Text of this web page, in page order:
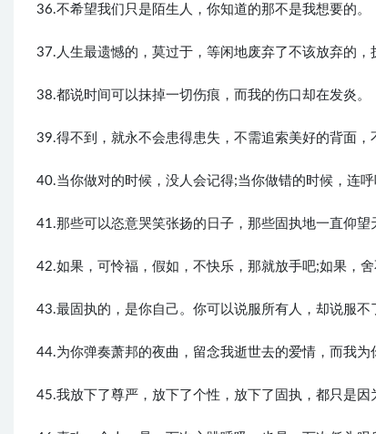
36.不希望我们只是陌生人，你知道的那不是我想要的。
37.人生最遗憾的，莫过于，等闲地废弃了不该放弃的
38.都说时间可以抹掉一切伤痕，而我的伤口却在发炎。
39.得不到，就永不会患得患失，不需追索美好的背面
40.当你做对的时候，没人会记得;当你做错的时候，连呼
41.那些可以恣意哭笑张扬的日子，那些固执地一直仰望
42.如果，可怜福，假如，不快乐，那就放手吧;如果，舍
43.最固执的，是你自己。你可以说服所有人，却说服不
44.为你弹奏萧邦的夜曲，留念我逝世去的爱情，而我为
45.我放下了尊严，放下了个性，放下了固执，都只是因